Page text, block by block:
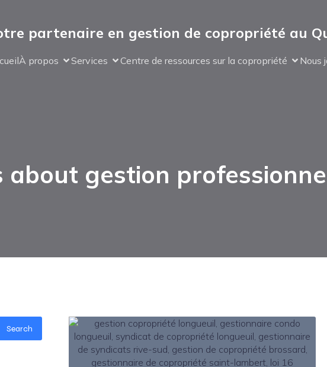
partenaire en gestion de copropriété au
À propos Services Centre de ressources sur la copropriété Nous
about gestion
Search